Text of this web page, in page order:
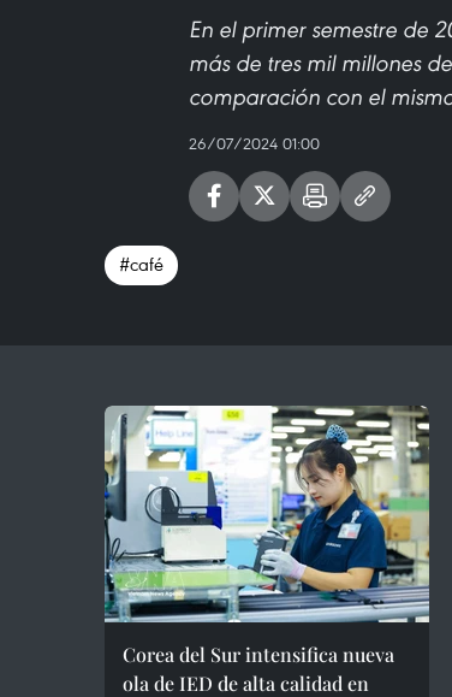
En el primer semestre de
más de tres mil millones
comparación con el
26/07/2024 01:00
#café
Corea del Sur intensifica nueva
ola de IED de alta calidad en